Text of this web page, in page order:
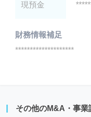
現預金
財務情報補足
********************
その他のM&A・事業